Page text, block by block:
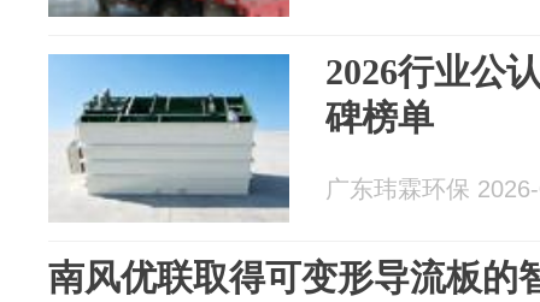
2026行业公
碑榜单
广东玮霖环保
南风优联取得可变形导流板的